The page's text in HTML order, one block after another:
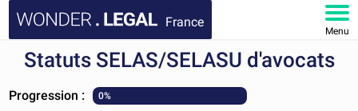
France
Menu
ACCUEIL
DOCUMENTS
Statuts SELAS/SELASU d'avocats
Progression : 0%